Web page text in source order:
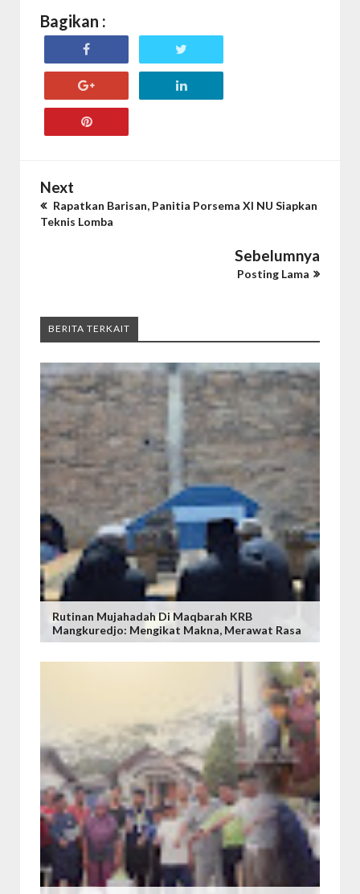
Bagikan :
Next
Rapatkan Barisan, Panitia Porsema XI NU Siapkan
Teknis Lomba
Sebelumnya
Posting Lama
BERITA TERKAIT
Rutinan Mujahadah Di Maqbarah KRB
Mangkuredjo: Mengikat Makna, Merawat Rasa